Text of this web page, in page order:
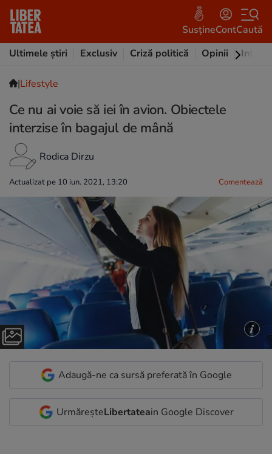
SusțineContCaută
Ultimele știri
Exclusiv Criză politică Opinii
|Lifestyle
Ce nu ai voie să iei în avion. Obiectele
interzise în bagajul de mână
Rodica Dirzu
Actualizat pe 10 iun. 2021, 13:20 Comentează
Adaugă-ne ca sursă preferată în Google
UrmăreșteLibertateain Google Discover